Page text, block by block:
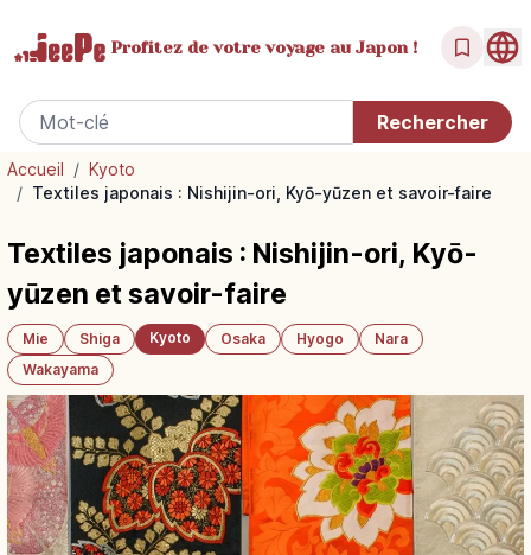
Profitez de votrevoyage au Japon !
Accueil / Kyoto
/ Textiles japonais : Nishijin-ori, Kyō-yūzen et savoir-faire
Textiles japonais : Nishijin-ori, Kyō-
yūzen et savoir-faire
Mie Shiga Kyoto Osaka Hyogo
Nara
Wakayama